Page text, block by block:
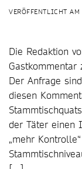
VERÖFFENTLICHT AM
Die Redaktion
Gastkommentar
Der Anfrage
diesen
der Täter einen
„mehr